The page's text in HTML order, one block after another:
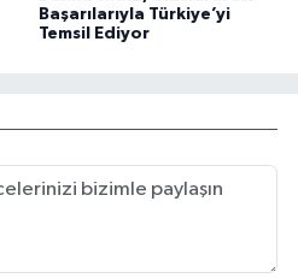
Başarılarıyla Türkiye’yi
Temsil Ediyor